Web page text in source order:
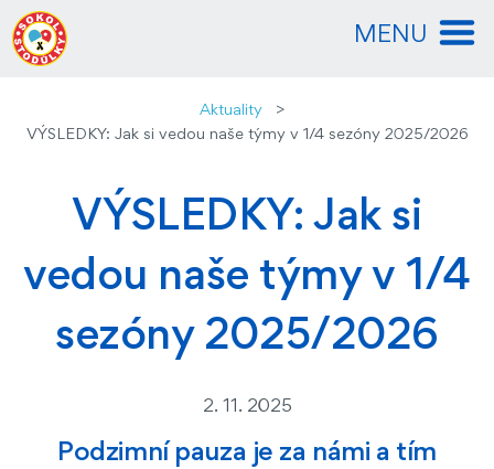
MENU
Aktuality
VÝSLEDKY: Jak si vedou naše týmy v 1/4 sezóny 2025/2026
VÝSLEDKY: Jak si
vedou naše týmy v 1/4
sezóny 2025/2026
2. 11. 2025
Podzimní pauza je za námi a tím